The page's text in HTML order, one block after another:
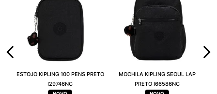
ESTOJO KIPLING 100 PENS PRETO
I29746NC
MOCHILA KIPLING SEOUL LAP
PRETO I66586NC